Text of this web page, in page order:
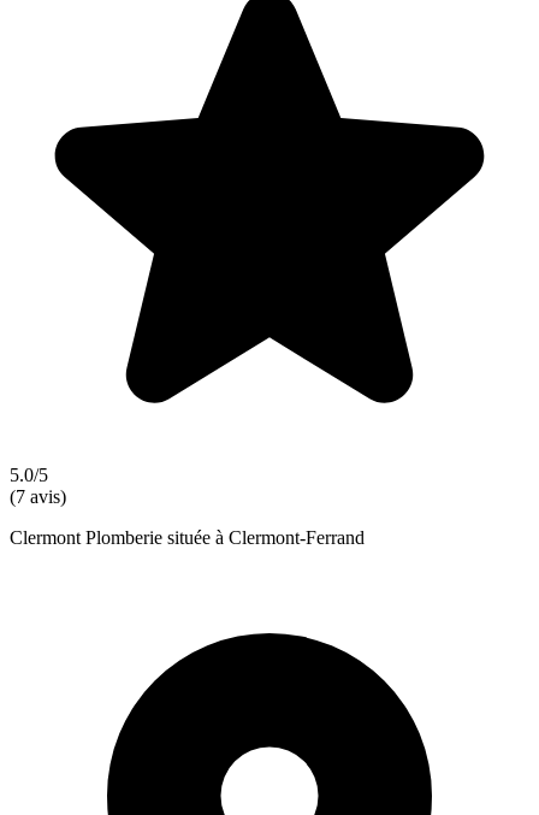
5.0/5
(7 avis)
Clermont Plomberie située à Clermont-Ferrand